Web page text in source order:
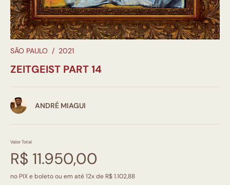
SÃO PAULO / 2021
ZEITGEIST PART 14
ANDRÉ MIAGUI
Valor Total
R$ 11.950,00
no PIX e boleto ou em até 12x de R$ 1.102,88